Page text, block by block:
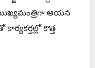
ఆయన
కొత్త